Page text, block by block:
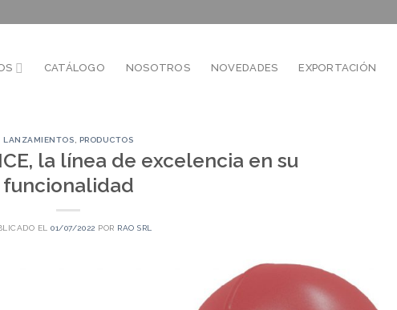
CATÁLOGO NOSOTROS NOVEDADES EXPORTACIÓN
LANZAMIENTOS PRODUCTOS
la línea de excelencia en su
funcionalidad
EL01/07/2022 POR RAO SRL